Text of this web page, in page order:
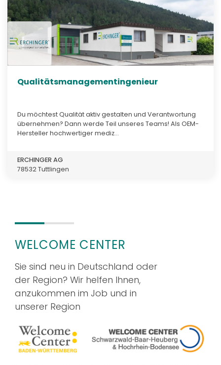
Qualitätsmanagementingenieur
Du möchtest Qualität aktiv gestalten und Verantwortung
übernehmen? Dann werde Teil unseres Teams! Als OEM-
Hersteller hochwertiger mediz...
ERCHINGER AG
78532 Tuttlingen
WELCOME CENTER
Sie sind neu in Deutschland oder
der Region? Wir helfen Ihnen,
anzukommen im Job und in
unserer Region